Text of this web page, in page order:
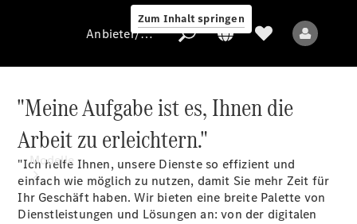
Zum Inhalt springen
Anbieter/Datenschutz
Modelle
Anbieter/Datenschutz
"Meine Aufgabe ist es, Ihnen die
Arbeit zu erleichtern."
"Ich helfe Ihnen, unsere Dienste so effizient und
einfach wie möglich zu nutzen, damit Sie mehr Zeit für
Ihr Geschäft haben. Wir bieten eine breite Palette von
Dienstleistungen und Lösungen an: von der digitalen